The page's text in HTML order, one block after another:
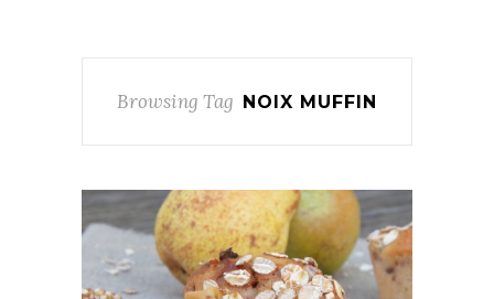
Browsing Tag NOIX MUFFIN